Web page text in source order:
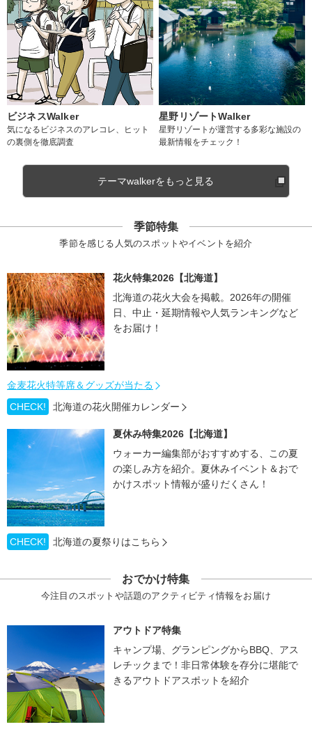
ビジネスWalker
気になるビジネスのアレコレ、ヒット
の裏側を徹底調査
星野リゾートWalker
星野リゾートが運営する多彩な施設の
最新情報をチェック！
テーマwalkerをもっと見る
季節特集
季節を感じる人気のスポットやイベントを紹介
花火特集2026【北海道】
北海道の花火大会を掲載。2026年の開催
日、中止・延期情報や人気ランキングなど
をお届け！
金麦花火特等席＆グッズが当たる
CHECK!
北海道の花火開催カレンダー
夏休み特集2026【北海道】
ウォーカー編集部がおすすめする、この夏
の楽しみ方を紹介。夏休みイベント＆おで
かけスポット情報が盛りだくさん！
CHECK! 北海道の夏祭りはこちら
おでかけ特集
今注目のスポットや話題のアクティビティ情報をお届け
アウトドア特集
キャンプ場、グランピングからBBQ、アス
レチックまで！非日常体験を存分に堪能で
きるアウトドアスポットを紹介